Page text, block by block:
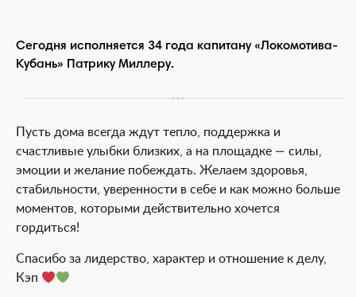
Сегодня исполняется 34 года капитану «Локомотива-
Кубань» Патрику Миллеру.
Пусть дома всегда ждут тепло, поддержка и
счастливые улыбки близких, а на площадке — силы,
эмоции и желание побеждать. Желаем здоровья,
стабильности, уверенности в себе и как можно больше
моментов, которыми действительно хочется
гордиться!
Спасибо за лидерство, характер и отношение к делу,
Кэп